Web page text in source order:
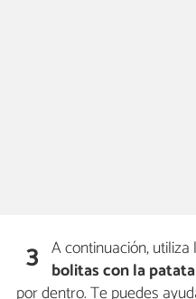
3 A continuación,
bolitascon la patata
por dentro. Te puedes